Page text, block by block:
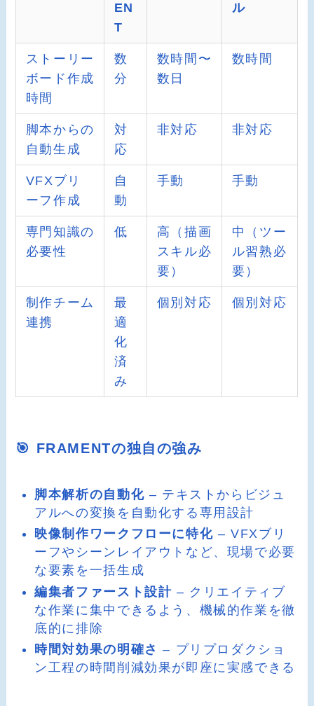
EN
T
ル
ストーリー
ボード作成
時間
数
分
数時間〜
数日
数時間
脚本からの
自動生成
対
応
非対応 非対応
VFXブリ
ーフ作成
自
動
手動 手動
専門知識の
必要性
低
高（描画
スキル必
要）
中（ツー
ル習熟必
要）
制作チーム
連携
最
適
化
済
み
個別対応 個別対応
🎯 FRAMENTの独自の強み
脚本解析の自動化 – テキストからビジュ
アルへの変換を自動化する専用設計
映像制作ワークフローに特化 – VFXブリ
ーフやシーンレイアウトなど、現場で必要
な要素を一括生成
編集者ファースト設計 – クリエイティブ
な作業に集中できるよう、機械的作業を徹
底的に排除
時間対効果の明確さ – プリプロダクショ
ン工程の時間削減効果が即座に実感できる